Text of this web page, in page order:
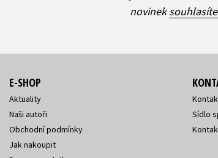
novinek
E-SHOP
Aktuality
Naši autoři
Obchodní podmínky
Jak nakoupit
Sídlo